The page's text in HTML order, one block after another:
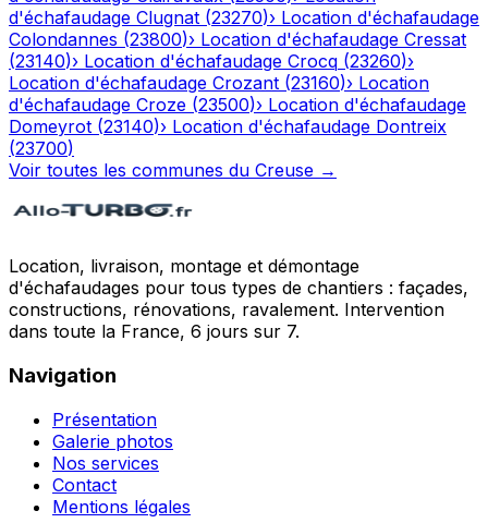
d'échafaudage Clugnat (23270)› Location d'échafaudage
Colondannes (23800)› Location d'échafaudage Cressat
(23140)› Location d'échafaudage Crocq (23260)›
Location d'échafaudage Crozant (23160)› Location
d'échafaudage Croze (23500)› Location d'échafaudage
Domeyrot (23140)› Location d'échafaudage Dontreix
(23700)
Voir toutes les communes du Creuse →
Location, livraison, montage et démontage
d'échafaudages pour tous types de chantiers : façades,
constructions, rénovations, ravalement. Intervention
dans toute la France, 6 jours sur 7.
Navigation
Présentation
Galerie photos
Nos services
Contact
Mentions légales